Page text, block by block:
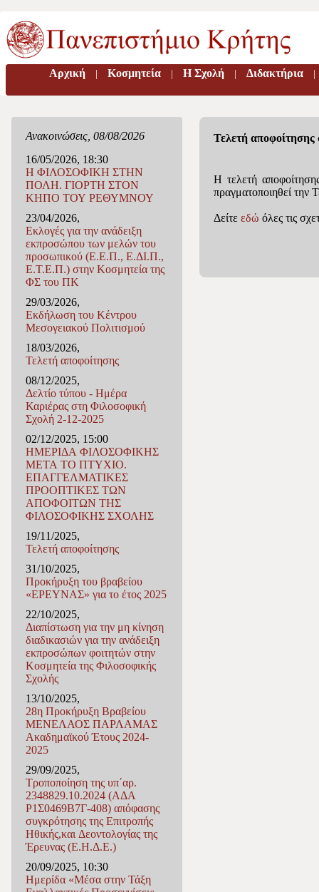
Αρχική Κοσμητεία H Σχολή Διδακτήρια
Ανακοινώσεις, 08/08/2026
16/05/2026, 18:30
Η ΦΙΛΟΣΟΦΙΚΗ ΣΤΗΝ
ΠΟΛΗ. ΓΙΟΡΤΗ ΣΤΟΝ
ΚΗΠΟ ΤΟΥ ΡΕΘΥΜΝΟΥ
23/04/2026,
Εκλογές για την ανάδειξη
εκπροσώπου των μελών του
προσωπικού (Ε.Ε.Π., Ε.ΔΙ.Π.,
Ε.Τ.Ε.Π.) στην Κοσμητεία της
ΦΣ του ΠΚ
29/03/2026,
Eκδήλωση του Κέντρου
Μεσογειακού Πολιτισμού
18/03/2026,
Τελετή αποφοίτησης
08/12/2025,
Δελτίο τύπου - Ημέρα
Καριέρας στη Φιλοσοφική
Σχολή 2-12-2025
02/12/2025, 15:00
ΗΜΕΡΙΔΑ ΦΙΛΟΣΟΦΙΚΗΣ
ΜΕΤΑ ΤΟ ΠΤΥΧΙΟ.
ΕΠΑΓΓΕΛΜΑΤΙΚΕΣ
ΠΡΟΟΠΤΙΚΕΣ ΤΩΝ
ΑΠΟΦΟΙΤΩΝ ΤΗΣ
ΦΙΛΟΣΟΦΙΚΗΣ ΣΧΟΛΗΣ
19/11/2025,
Τελετή αποφοίτησης
31/10/2025,
Προκήρυξη του βραβείου
«ΕΡΕΥΝΑΣ» για το έτος 2025
22/10/2025,
Διαπίστωση για την μη κίνηση
διαδικασιών για την ανάδειξη
εκπροσώπων φοιτητών στην
Κοσμητεία της Φιλοσοφικής
Σχολής
13/10/2025,
28η Προκήρυξη Βραβείου
ΜΕΝΕΛΑΟΣ ΠΑΡΛΑΜΑΣ
Ακαδημαϊκού Έτους 2024-
2025
29/09/2025,
Τροποποίηση της υπ΄αρ.
2348829.10.2024 (ΑΔΑ
Ρ1Σ0469Β7Γ-408) απόφασης
συγκρότησης της Επιτροπής
Ηθικής,και Δεοντολογίας της
Έρευνας (Ε.Η.Δ.Ε.)
20/09/2025, 10:30
Ημερίδα «Μέσα στην Τάξη
Τελετή αποφοίτησης
Η τελετή
πραγματοποιηθεί την
Δείτε εδώ όλες τις